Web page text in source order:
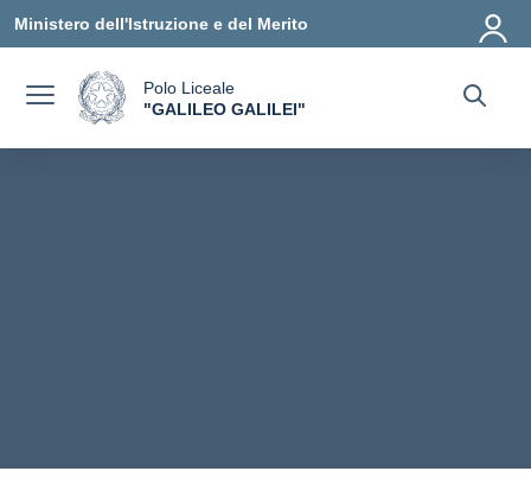
Ministero dell'Istruzione e del Merito
Polo Liceale
"GALILEO GALILEI"